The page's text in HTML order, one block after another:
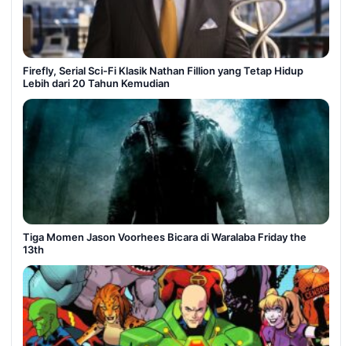
Firefly, Serial Sci-Fi Klasik Nathan Fillion yang Tetap Hidup
Lebih dari 20 Tahun Kemudian
Tiga Momen Jason Voorhees Bicara di Waralaba Friday the
13th